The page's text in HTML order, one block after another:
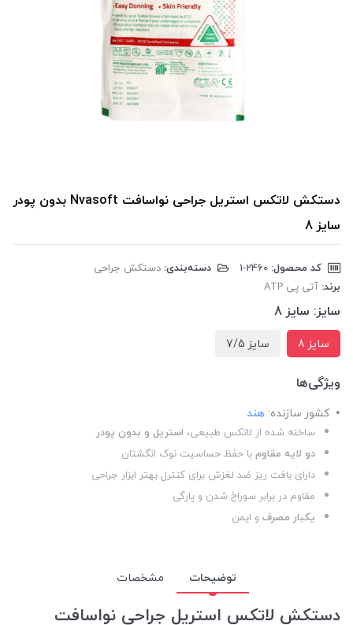
دستکش لاتکس استریل جراحی نواسافت Nvasoft بدون پودر
سایز 8
کد محصول: دسته‌بندی: دستکش جراحی
برند: آتی پی ATP
سایز: سایز 8
سایز 8 سایز 7/5
ویژگی‌ها
کشور سازنده: هند
ساخته شده از لاتکس طبیعی، استریل و بدون پودر
دو لایه مقاومبا حفظ حساسیت نوک انگشتان
دارای بافت ریز ضد لغزش برای کنترل بهتر ابزار جراحی
مقاوم در برابر سوراخ شدن و پارگی
یکبار مصرف و ایمن
توضیحات مشخصات
دستکش لاتکس استریل جراحی نواسافت